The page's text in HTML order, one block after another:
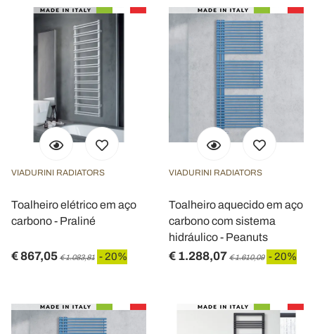
VIADURINI RADIATORS
Toalheiro elétrico em aço
carbono - Praliné
€ 867,05 € 1.083,81 - 20%
VIADURINI RADIATORS
Toalheiro aquecido em aço
carbono com sistema
hidráulico - Peanuts
€ 1.288,07 € 1.610,09 - 20%